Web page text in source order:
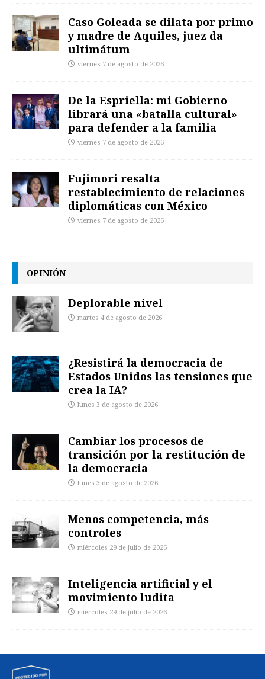
Caso Goleada se dilata por primo
y madre de Aquiles, juez da
ultimátum
viernes 7 de agosto de 2026
De la Espriella: mi Gobierno
librará una «batalla cultural»
para defender a la familia
viernes 7 de agosto de 2026
Fujimori resalta
restablecimiento de relaciones
diplomáticas con México
viernes 7 de agosto de 2026
OPINIÓN
Deplorable nivel
martes 4 de agosto de 2026
¿Resistirá la democracia de
Estados Unidos las tensiones que
crea la IA?
lunes 3 de agosto de 2026
Cambiar los procesos de
transición por la restitución de
la democracia
lunes 3 de agosto de 2026
Menos competencia, más
controles
miércoles 29 de julio de 2026
Inteligencia artificial y el
movimiento ludita
miércoles 29 de julio de 2026